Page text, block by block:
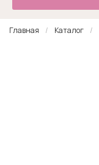
Главная Каталог